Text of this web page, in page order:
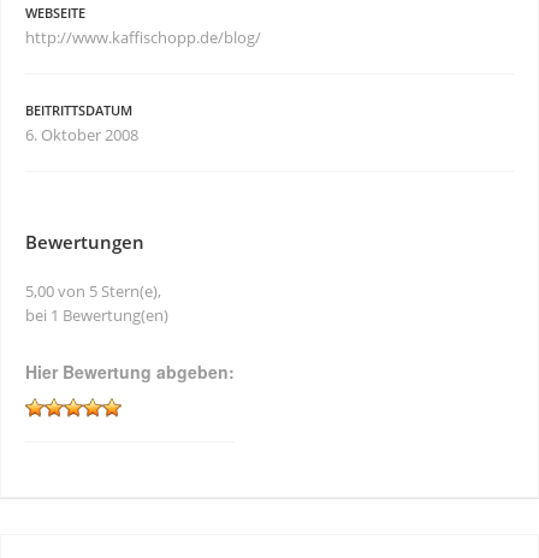
WEBSEITE
http://www.kaffischopp.de/blog/
BEITRITTSDATUM
6. Oktober 2008
Bewertungen
5,00 von 5 Stern(e),
bei 1 Bewertung(en)
Hier Bewertung abgeben: